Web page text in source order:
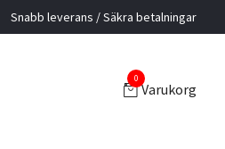
Snabb leverans / Säkra betalningar
0
Varukorg